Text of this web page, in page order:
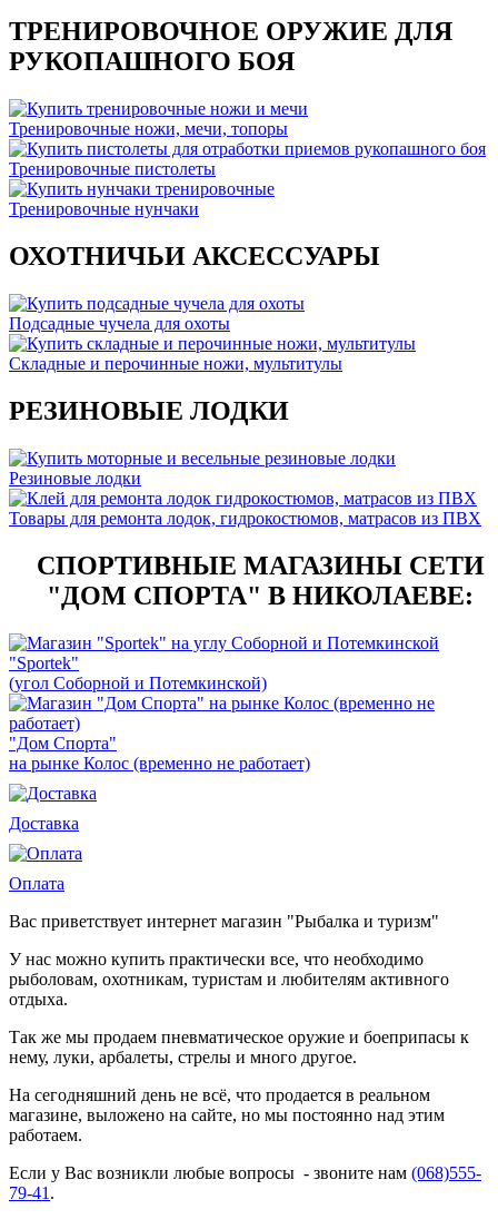
ТРЕНИРОВОЧНОЕ ОРУЖИЕ ДЛЯ
РУКОПАШНОГО БОЯ
Тренировочные ножи, мечи, топоры
Тренировочные пистолеты
Тренировочные нунчаки
ОХОТНИЧЬИ АКСЕССУАРЫ
Подсадные чучела для охоты
Складные и перочинные ножи, мультитулы
РЕЗИНОВЫЕ ЛОДКИ
Резиновые лодки
Товары для ремонта лодок, гидрокостюмов, матрасов из ПВХ
СПОРТИВНЫЕ МАГАЗИНЫ СЕТИ
"ДОМ СПОРТА" В НИКОЛАЕВЕ:
"Sportek"
(угол Соборной и Потемкинской)
"Дом Спорта"
на рынке Колос (временно не работает)
Доставка
Оплата
Вас приветствует интернет магазин "Рыбалка и туризм"
У нас можно купить практически все, что необходимо
рыболовам, охотникам, туристам и любителям активного
отдыха.
Так же мы продаем пневматическое оружие и боеприпасы к
нему, луки, арбалеты, стрелы и много другое.
На сегодняшний день не всё, что продается в реальном
магазине, выложено на сайте, но мы постоянно над этим
работаем.
Если у Вас возникли любые вопросы - звоните нам (068)555-
79-41 .